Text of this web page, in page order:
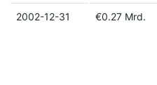
2002-12-31 €0.27 Mrd.